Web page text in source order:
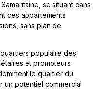
se situant dans
ces appartements
sans plan de
populaire des
et promoteurs
le quartier du
un potentiel commercial